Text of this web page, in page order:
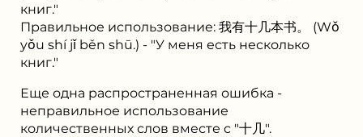
книг."
Правильное использование: 我有⼗⼏本书。 (Wǒ
yǒu shí jǐ běn shū.) - "У меня есть несколько
книг."
Еще одна распространенная ошибка -
неправильное использование
количественных слов вместе с "⼗⼏".